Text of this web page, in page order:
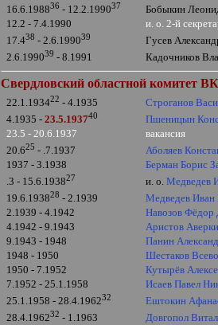
16.6.198836 - 12.2.199037
Бобыкин
12.2 - 7.4.1990
и. о. 2-й
17.438 - 2.6.199039
Гусев
2.6.199039 - 8.1991 Кадочников
Свердловский областной комитет
22.1.193422 - 4.1935
Строганов
4.1935 -23.5.193740
Пшеницын
23.5 - 20.6.1937
вакансия
20.625 - .7.1937
Аболяев
1937 - 3.1938
Берман Борис
.3 - 15.6.193827 и. о.Медведев
19.6.193828 - 2.1939
Медведев
2.1939 - 4.1942
Навозов Фёдор
4.1942 - 9.1943
Аристов
9.1943 - 1948
Панин
1948 - 1950
Шестаков
1950 - 7.1952
Кутырёв
7.1952 - 25.1.1958
Исаев Павел
25.1.1958 - 28.4.196232
Ештокин
28.4.196232 - 1.1963
Довгопол